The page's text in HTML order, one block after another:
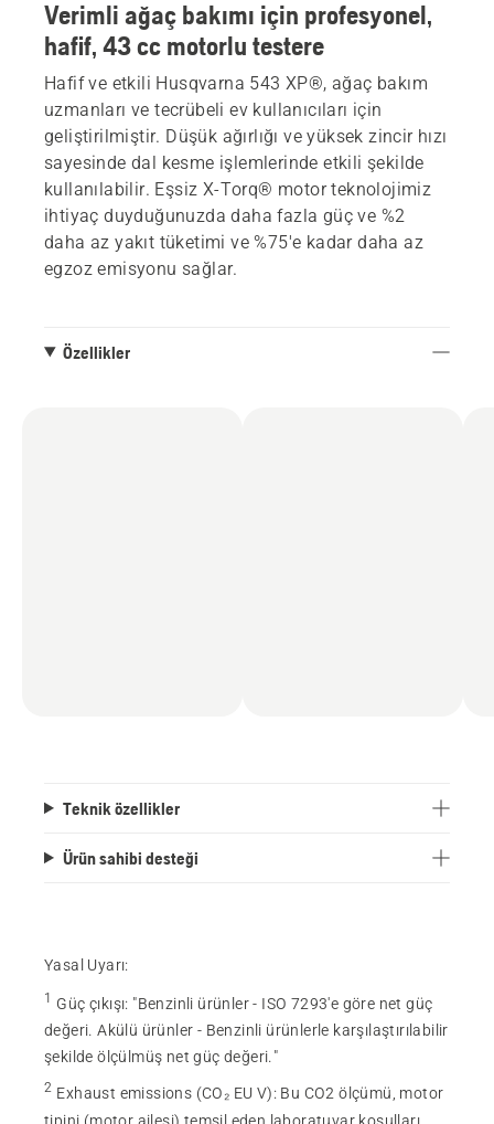
Verimli ağaç bakımı için profesyonel,
hafif, 43 cc motorlu testere
Hafif ve etkili Husqvarna 543 XP®, ağaç bakım
uzmanları ve tecrübeli ev kullanıcıları için
geliştirilmiştir. Düşük ağırlığı ve yüksek zincir hızı
sayesinde dal kesme işlemlerinde etkili şekilde
kullanılabilir. Eşsiz X-Torq® motor teknolojimiz
ihtiyaç duyduğunuzda daha fazla güç ve %2
daha az yakıt tüketimi ve %75'e kadar daha az
egzoz emisyonu sağlar.
Özellikler
Teknik özellikler
Ürün sahibi desteği
Yasal Uyarı:
1 Güç çıkışı: "Benzinli ürünler - ISO 7293'e göre net güç
değeri. Akülü ürünler - Benzinli ürünlerle karşılaştırılabilir
şekilde ölçülmüş net güç değeri."
2 Exhaust emissions (CO₂ EU V): Bu CO2 ölçümü, motor
tipini (motor ailesi) temsil eden laboratuvar koşulları